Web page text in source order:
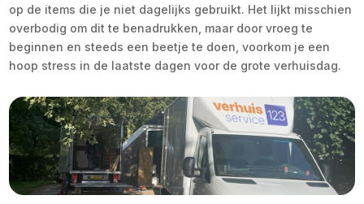
op de items die je niet dagelijks gebruikt. Het lijkt misschien
overbodig om dit te benadrukken, maar door vroeg te
beginnen en steeds een beetje te doen, voorkom je een
hoop stress in de laatste dagen voor de grote verhuisdag.